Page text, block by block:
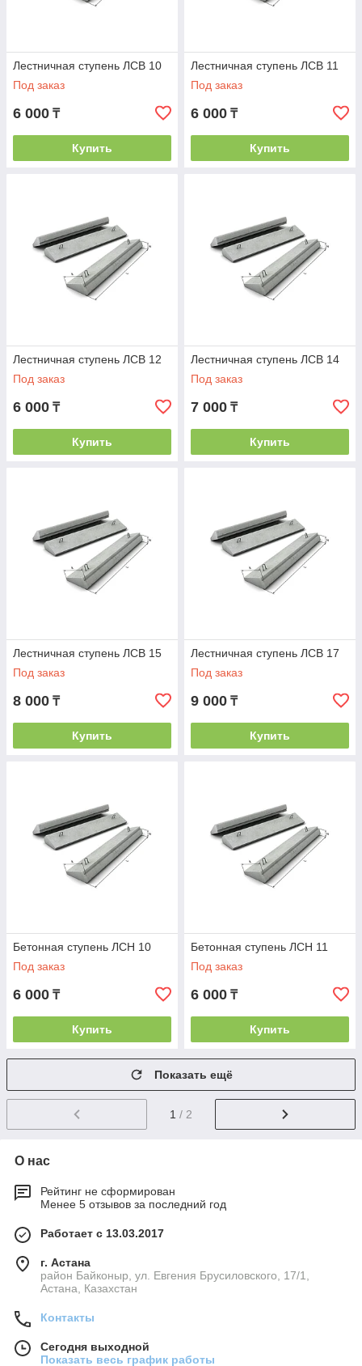
Лестничная ступень ЛСВ 10
Под заказ
6 000 ₸
Купить
Лестничная ступень ЛСВ 11
Под заказ
6 000 ₸
Купить
Лестничная ступень ЛСВ 12
Под заказ
6 000 ₸
Купить
Лестничная ступень ЛСВ 14
Под заказ
7 000 ₸
Купить
Лестничная ступень ЛСВ 15
Под заказ
8 000 ₸
Купить
Лестничная ступень ЛСВ 17
Под заказ
9 000 ₸
Купить
Бетонная ступень ЛСН 10
Под заказ
6 000 ₸
Купить
Бетонная ступень ЛСН 11
Под заказ
6 000 ₸
Купить
Показать ещё
1 / 2
О нас
Рейтинг не сформирован
Менее 5 отзывов за последний год
Работает с 13.03.2017
г. Астана
район Байконыр, ул. Евгения Брусиловского, 17/1,
Астана, Казахстан
Контакты
Сегодня выходной
Показать весь график работы